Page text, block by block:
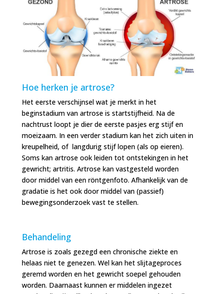
Hoe herken je artrose?
Het eerste verschijnsel wat je merkt in het
beginstadium van artrose is startstijfheid. Na de
nachtrust loopt je dier de eerste pasjes erg stijf en
moeizaam. In een verder stadium kan het zich uiten in
kreupelheid, of langdurig stijf lopen (als op eieren).
Soms kan artrose ook leiden tot ontstekingen in het
gewricht; artritis. Artrose kan vastgesteld worden
door middel van een röntgenfoto. Afhankelijk van de
gradatie is het ook door middel van (passief)
bewegingsonderzoek vast te stellen.
Behandeling
Artrose is zoals gezegd een chronische ziekte en
helaas niet te genezen. Wel kan het slijtageproces
geremd worden en het gewricht soepel gehouden
worden. Daarnaast kunnen er middelen ingezet